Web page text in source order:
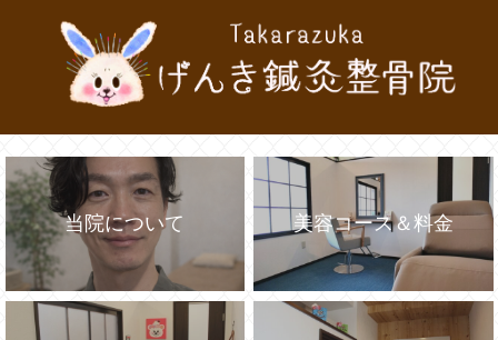
当院について 美容コース＆料金